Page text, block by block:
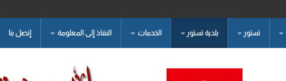
تستور بلدية تستور الخدمات النفاذ إلى المعلومة إتصل بنا